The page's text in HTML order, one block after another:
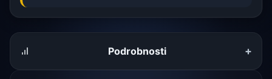
Podrobnosti +